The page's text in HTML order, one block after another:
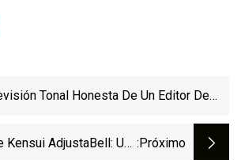
Tonal Honesta De Un Editor De
Kensui AdjustaBell: Una :próximo